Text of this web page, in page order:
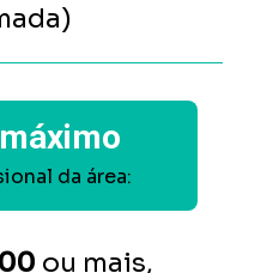
da área:
ou mais,